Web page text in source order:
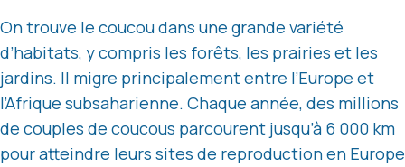
On trouve le coucou dans une grande variété
d’habitats, y compris les forêts, les prairies et les
jardins. Il migre principalement entre l’Europe et
l’Afrique subsaharienne. Chaque année, des millions
de couples de coucous parcourent jusqu’à 6 000 km
pour atteindre leurs sites de reproduction en Europe